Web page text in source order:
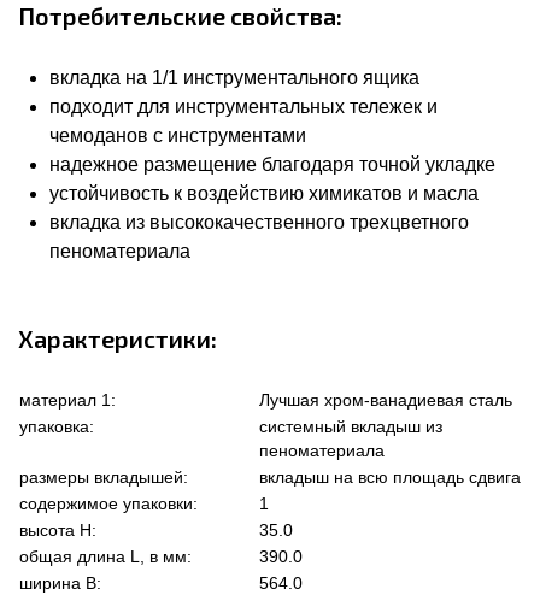
Потребительские свойства:
вкладка на 1/1 инструментального ящика
подходит для инструментальных тележек и
чемоданов с инструментами
надежное размещение благодаря точной укладке
устойчивость к воздействию химикатов и масла
вкладка из высококачественного трехцветного
пеноматериала
Характеристики:
материал 1:
Лучшая хром-ванадиевая сталь
упаковка:
системный вкладыш из
пеноматериала
размеры вкладышей:
вкладыш на всю площадь сдвига
содержимое упаковки:
1
высота Н:
35.0
общая длина L, в мм:
390.0
ширина В:
564.0